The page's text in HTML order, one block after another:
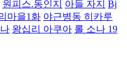
원피스.동인지 아들 자지 Bj
마을1화 야근병동 히카루
왕십리 아쿠아 롤 소나 19